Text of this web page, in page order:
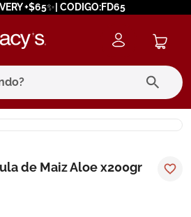
+$65✨| CODIGO:FD65
de Maiz Aloe x200gr